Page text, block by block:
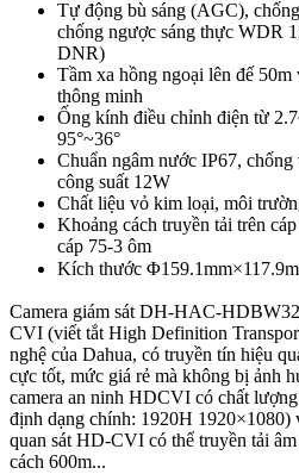
Tự động bù sáng (AGC),
chống ngược sáng thực WDR
DNR)
Tầm xa hồng ngoại lên đế
thông minh
Ống kính điều chỉnh điện từ
95°~36°
Chuẩn ngâm nước IP67,
công suất 12W
Chất liệu vỏ kim loại, môi
Khoảng cách truyền tải trên
cáp 75-3 ôm
Kích thước
Camera giám sát DH-HAC-
CVI (viết tắt High Definition
nghệ của Dahua, có truyền tín hiệu
cực tốt, mức giá rẻ mà không bị ảnh
camera an ninh HDCVI có chất
định dạng chính: 1920H 1920×1080)
quan sát HD-CVI có thể truyền tải
cách 600m...